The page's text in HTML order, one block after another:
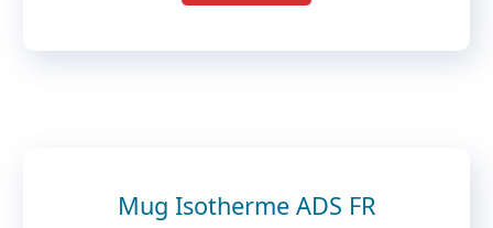
Mug Isotherme ADS FR